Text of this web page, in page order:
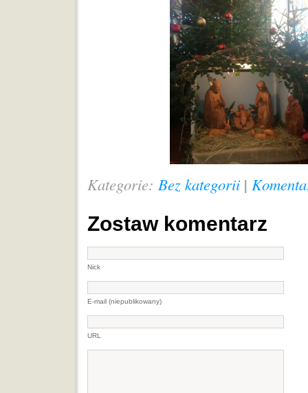
Kategorie: Bez kategorii |
Zostaw komentarz
Nick
E-mail (niepublikowany)
URL